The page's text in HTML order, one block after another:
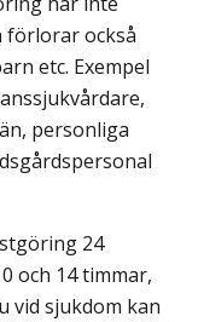
förlorar också
etc. Exempel
personliga
24
och 14 timmar,
vid sjukdom kan